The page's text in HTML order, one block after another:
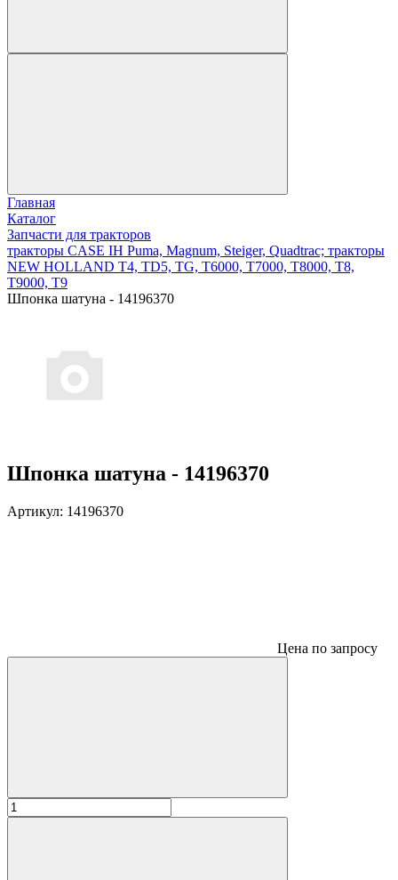
Главная
Каталог
Запчасти для тракторов
тракторы CASE IH Puma, Magnum, Steiger, Quadtrac; тракторы
NEW HOLLAND T4, TD5, TG, T6000, T7000, T8000, T8,
T9000, T9
Шпонка шатуна - 14196370
Шпонка шатуна - 14196370
Артикул: 14196370
Цена по запросу